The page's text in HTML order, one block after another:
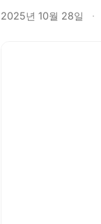
2025년 10월 28일 ·